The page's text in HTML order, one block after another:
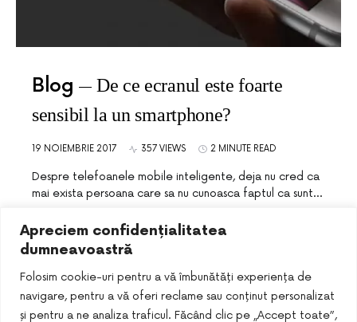
Apreciem confidențialitatea
dumneavoastră
Folosim cookie-uri pentru a vă îmbunătăți experiența de
navigare, pentru a vă oferi reclame sau conținut personalizat
și pentru a ne analiza traficul. Făcând clic pe „Accept toate”,
Blog
De ce ecranul este foarte
sensibil la un smartphone?
19 NOIEMBRIE 2017 357 VIEWS 2 MINUTE READ
Despre telefoanele mobile inteligente, deja nu cred ca
mai exista persoana care sa nu cunoasca faptul ca sunt…